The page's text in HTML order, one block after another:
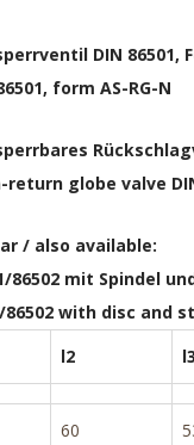
DIN 86501,
form AS-RG-N
globe valve DIN
/ also available:
86502 mit Spindel
86502 with disc and
l2 l3
60